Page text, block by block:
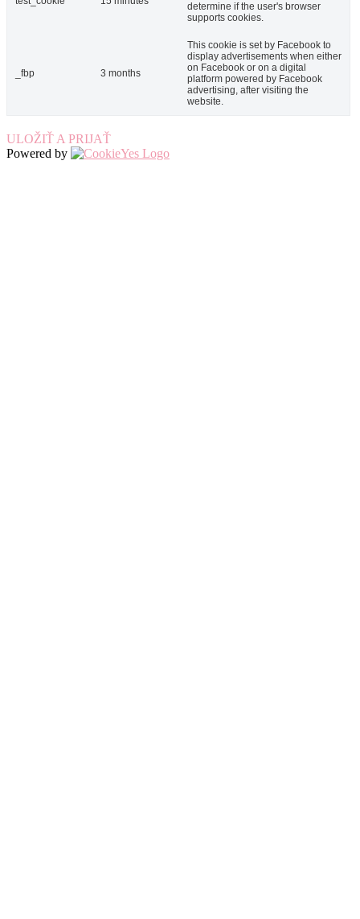
determine if the user's browser
supports cookies.
_fbp 3 months
This cookie is set by Facebook to
display advertisements when either
on Facebook or on a digital
platform powered by Facebook
advertising, after visiting the
website.
ULOŽIŤ A PRIJAŤ
Powered by